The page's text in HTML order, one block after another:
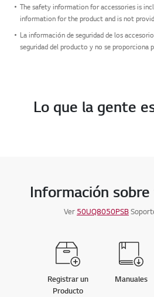
The safety information for accessories is
information for the product and is not
La información de seguridad de los
seguridad del producto y no se proporciona
Lo que la gente
Información
Ver 50UQ8050PSB
Registrar un
Producto
Manuales